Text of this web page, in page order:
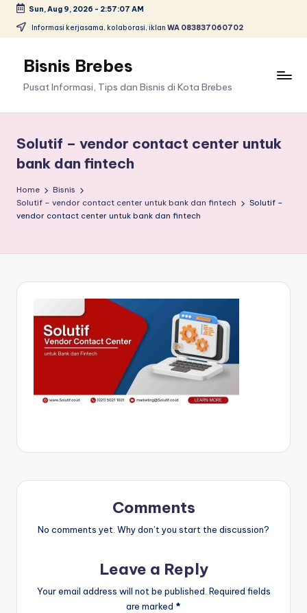
Skip
content
Sun, Aug 9, 2026 - 2:57:07 AM
Informasi kerjasama, kolaborasi, iklan WA 083837060702
Bisnis Brebes
Pusat Informasi, Tips dan Bisnis di Kota Brebes
Solutif – vendor contact center untuk
bank dan fintech
Home
Bisnis
Solutif – vendor contact center untuk bank dan fintech
Solutif –
vendor contact center untuk bank dan fintech
Comments
No comments yet. Why don’t you start the discussion?
Leave a Reply
Your email address will not be published. Required fields
are marked *